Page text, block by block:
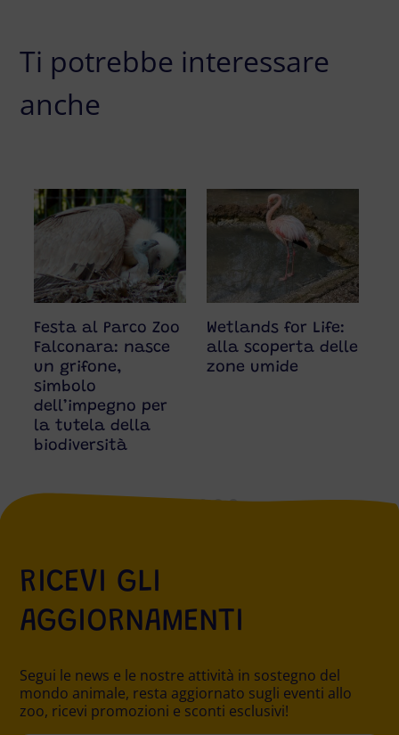
Ti potrebbe interessare
anche
Festa al Parco Zoo
Falconara: nasce
un grifone,
simbolo
dell’impegno per
la tutela della
biodiversità
Wetlands for Life:
alla scoperta delle
zone umide
RICEVI GLI
AGGIORNAMENTI
Segui le news e le nostre attività in sostegno del
mondo animale, resta aggiornato sugli eventi allo
zoo, ricevi promozioni e sconti esclusivi!